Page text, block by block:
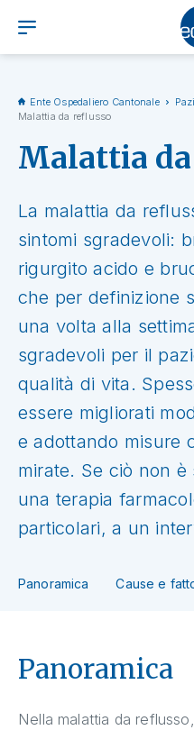
Ente Ospedaliero Cantonale
Malattia da reflusso
Malattia
La malattia da
sintomi sgradevoli:
rigurgito acido e
che per definizione
una volta alla
sgradevoli per il
qualità di vita.
essere migliorati
e adottando misure
mirate. Se ciò non
una terapia
particolari, a un
Panoramica Cause e
Panoramica
Nella malattia da